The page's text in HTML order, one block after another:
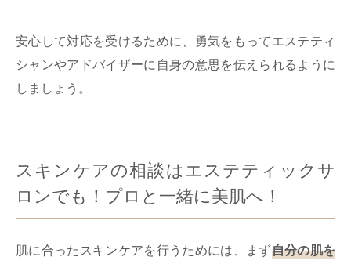
安心して対応を受けるために、勇気をもってエステティ
シャンやアドバイザーに自身の意思を伝えられるように
しましょう。
スキンケアの相談はエステティックサ
ロンでも！プロと一緒に美肌へ！
肌に合ったスキンケアを行うためには、まず自分の肌を